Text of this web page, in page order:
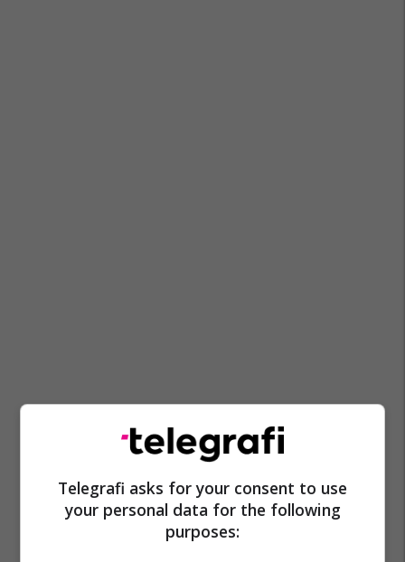
Telegrafi asks for your consent to use
your personal data for the following
purposes: